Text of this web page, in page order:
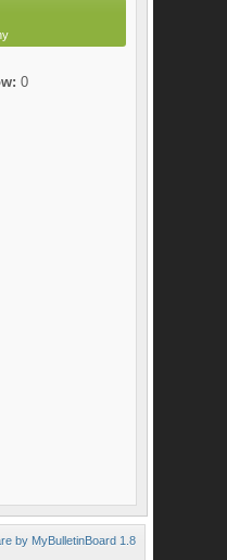
0
by MyBulletinBoard 1.8